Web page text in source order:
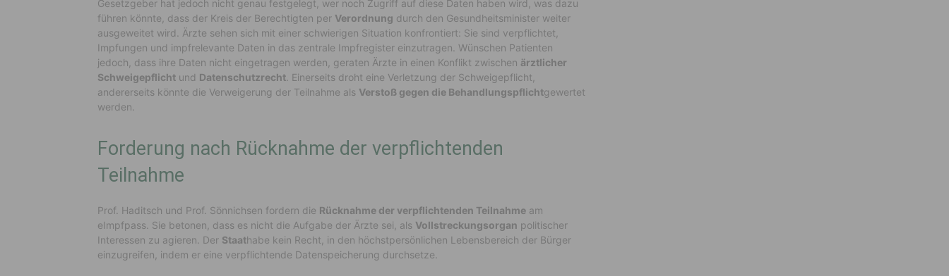
Gesetzgeber hat jedoch nicht genau festgelegt, wer noch Zugriff auf diese Daten haben wird, was dazu
führen könnte, dass der Kreis der Berechtigten per Verordnung durch den Gesundheitsminister weiter
ausgeweitet wird. Ärzte sehen sich mit einer schwierigen Situation konfrontiert: Sie sind verpflichtet,
Impfungen und impfrelevante Daten in das zentrale Impfregister einzutragen. Wünschen Patienten
jedoch, dass ihre Daten nicht eingetragen werden, geraten Ärzte in einen Konflikt zwischen ärztlicher
Schweigepflicht und Datenschutzrecht . Einerseits droht eine Verletzung der Schweigepflicht,
andererseits könnte die Verweigerung der Teilnahme als Verstoß gegen die Behandlungspflichtgewertet
werden.
Forderung nach Rücknahme der verpflichtenden
Teilnahme
Prof. Haditsch und Prof. Sönnichsen fordern die Rücknahme der verpflichtenden Teilnahme am
eImpfpass. Sie betonen, dass es nicht die Aufgabe der Ärzte sei, als Vollstreckungsorgan politischer
Interessen zu agieren. Der Staathabe kein Recht, in den höchstpersönlichen Lebensbereich der Bürger
einzugreifen, indem er eine verpflichtende Datenspeicherung durchsetze.